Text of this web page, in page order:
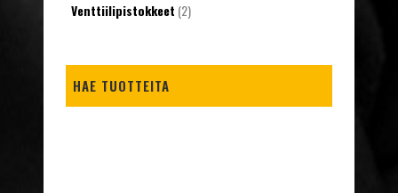
Venttiilipistokkeet (2)
HAE TUOTTEITA